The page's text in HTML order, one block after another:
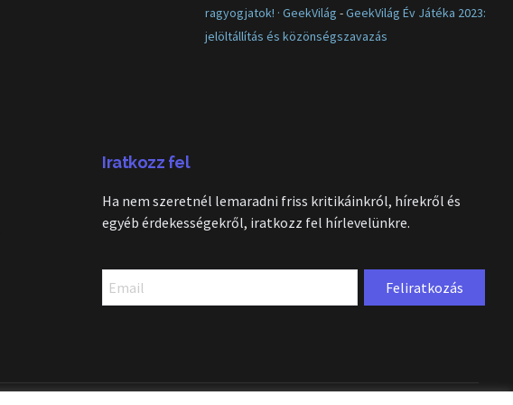
ragyogjatok! · GeekVilág -GeekVilág Év Játéka 2023:
jelöltállítás és közönségszavazás
Iratkozz fel
Ha nem szeretnél lemaradni friss kritikáinkról, hírekről és
egyéb érdekességekről, iratkozz fel hírlevelünkre.
Feliratkozás